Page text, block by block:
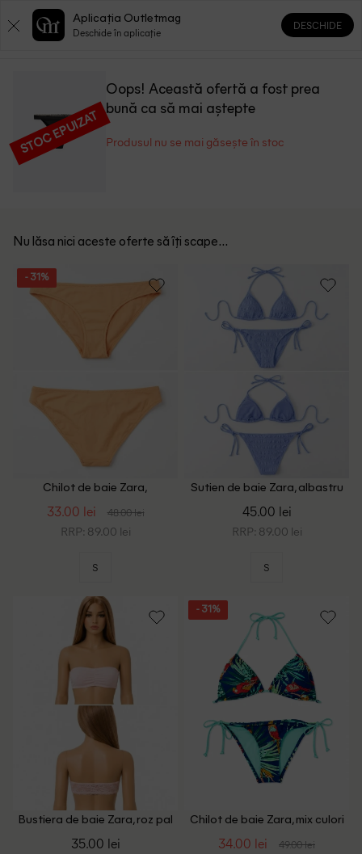
0 0
STOC EPUIZAT
Oops! Această ofertă a fost prea
bună ca să mai aștepte
Produsul nu se mai găsește în stoc
Nu lăsa nici aceste oferte să îți scape...
- 31%
Chilot de baie Zara,
33.00 lei 48.00 lei
RRP: 89.00 lei
S
Sutien de baie Zara, albastru
45.00 lei
RRP: 89.00 lei
S
Bustiera de baie Zara, roz pal
35.00 lei
- 31%
Chilot de baie Zara, mix culori
34.00 lei 49.00 lei
Aplicația Outletmag
Deschide în aplicație
DESCHIDE